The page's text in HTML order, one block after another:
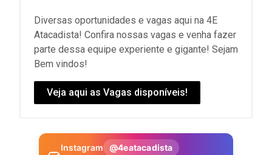
Diversas oportunidades e vagas aqui na 4E
Atacadista! Confira nossas vagas e venha fazer
parte dessa equipe experiente e gigante! Sejam
Bem vindos!
Veja aqui as Vagas disponíveis!
Instagram
@4eatacadista